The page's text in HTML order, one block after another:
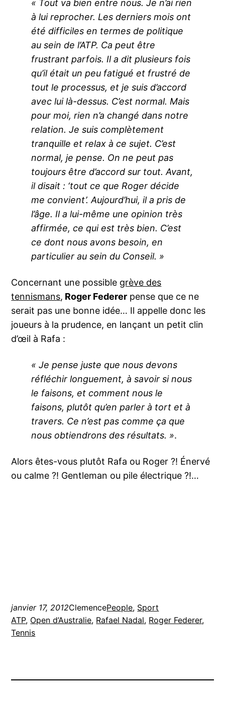
« Tout va bien entre nous. Je n’ai rien
à lui reprocher. Les derniers mois ont
été difficiles en termes de politique
au sein de l’ATP. Ca peut être
frustrant parfois. Il a dit plusieurs fois
qu’il était un peu fatigué et frustré de
tout le processus, et je suis d’accord
avec lui là-dessus. C’est normal. Mais
pour moi, rien n’a changé dans notre
relation. Je suis complètement
tranquille et relax à ce sujet. C’est
normal, je pense. On ne peut pas
toujours être d’accord sur tout. Avant,
il disait : ‘tout ce que Roger décide
me convient’. Aujourd’hui, il a pris de
l’âge. Il a lui-même une opinion très
affirmée, ce qui est très bien. C’est
ce dont nous avons besoin, en
particulier au sein du Conseil. »
Concernant une possible grève des
tennismans, Roger Federer pense que ce ne
serait pas une bonne idée… Il appelle donc les
joueurs à la prudence, en lançant un petit clin
d’œil à Rafa :
« Je pense juste que nous devons
réfléchir longuement, à savoir si nous
le faisons, et comment nous le
faisons, plutôt qu’en parler à tort et à
travers. Ce n’est pas comme ça que
nous obtiendrons des résultats. ».
Alors êtes-vous plutôt Rafa ou Roger ?! Énervé
ou calme ?! Gentleman ou pile électrique ?!…
janvier 17, 2012ClemencePeople, Sport
ATP, Open d’Australie, Rafael Nadal, Roger Federer
Tennis